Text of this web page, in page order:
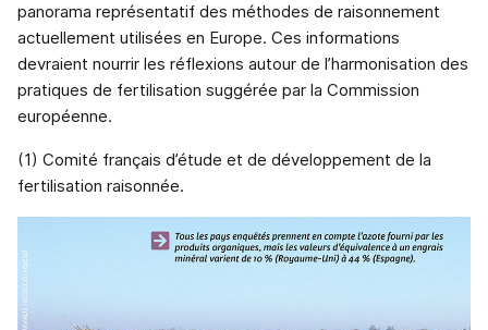
panorama représentatif des méthodes de raisonnement
actuellement utilisées en Europe. Ces informations
devraient nourrir les réflexions autour de l’harmonisation des
pratiques de fertilisation suggérée par la Commission
européenne.
(1) Comité français d’étude et de développement de la
fertilisation raisonnée.